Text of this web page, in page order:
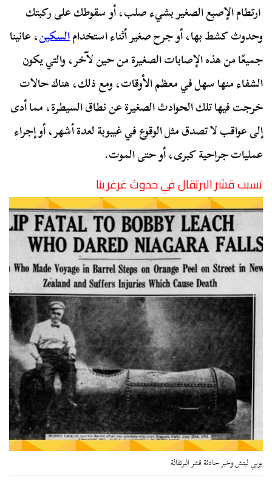
ارتطام الإصبع الصغير بشيء صلب، أو سقوطك على ركبتك
وحدوث كشط بها، أو جرح صغير أثناء استخدامالسكين، عانينا
جميعًا من هذه الإصابات الصغيرة من حين لآخر، والتي يكون
الشفاء منها سهل في معظم الأوقات، ومع ذلك، هناك حالات
خرجت فيها تلك الحوادث الصغيرة عن نطاق السيطرة، مما أدى
إلى عواقب لا تصدق مثل الوقوع في غيبوبة لعدة أشهر، أو إجراء
عمليات جراحية كبرى، أو حتى الموت.
تسبب قشر البرتقال في حدوث غرغرينا
بوبي ليتش وخبر حادثة قشر البرتقالة